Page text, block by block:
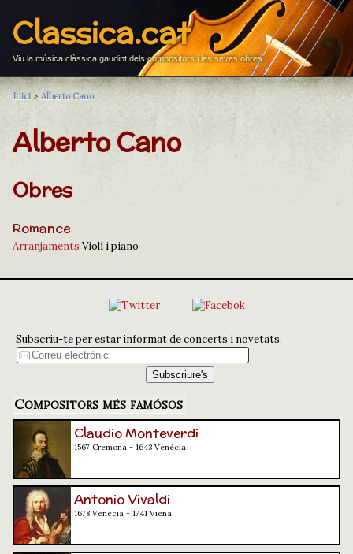
Classica.cat
Viu la música clàssica gaudint dels compositors i les seves obres
Inici > Alberto Cano
Alberto Cano
Obres
Romance
Arranjaments Violí i piano
Subscriu-te per estar informat de concerts i novetats.
Compositors més famósos
Claudio Monteverdi
1567 Cremona - 1643 Venècia
Antonio Vivaldi
1678 Venècia - 1741 Viena